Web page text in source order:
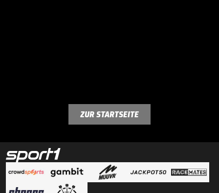
ZUR STARTSEITE